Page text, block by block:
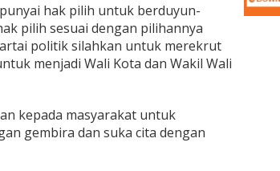
hak pilih untuk berduyun-
pilih sesuai dengan pilihannya
politik silahkan untuk merekrut
menjadi Wali Kota dan Wakil Wali
kepada masyarakat untuk
gembira dan suka cita dengan